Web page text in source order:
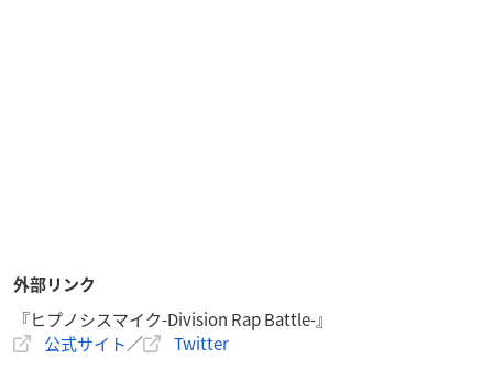
外部リンク
『ヒプノシスマイク-Division Rap Battle-』
公式サイト／ Twitter